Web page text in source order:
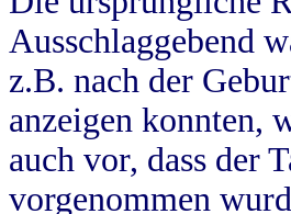
Ausschlaggebend
z.B. nach der
anzeigen konnten,
auch vor, dass der
vorgenommen